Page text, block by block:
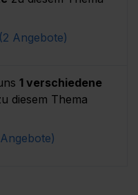
Angebote)
1 verschiedene
diesem Thema